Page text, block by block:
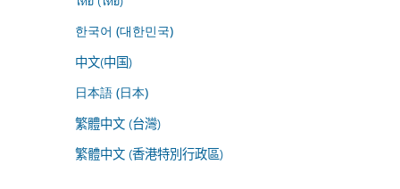
한국어 (대한민국)
中文(中国)
日本語 (日本)
繁體中文 (台灣)
繁體中文 (香港特別行政區)